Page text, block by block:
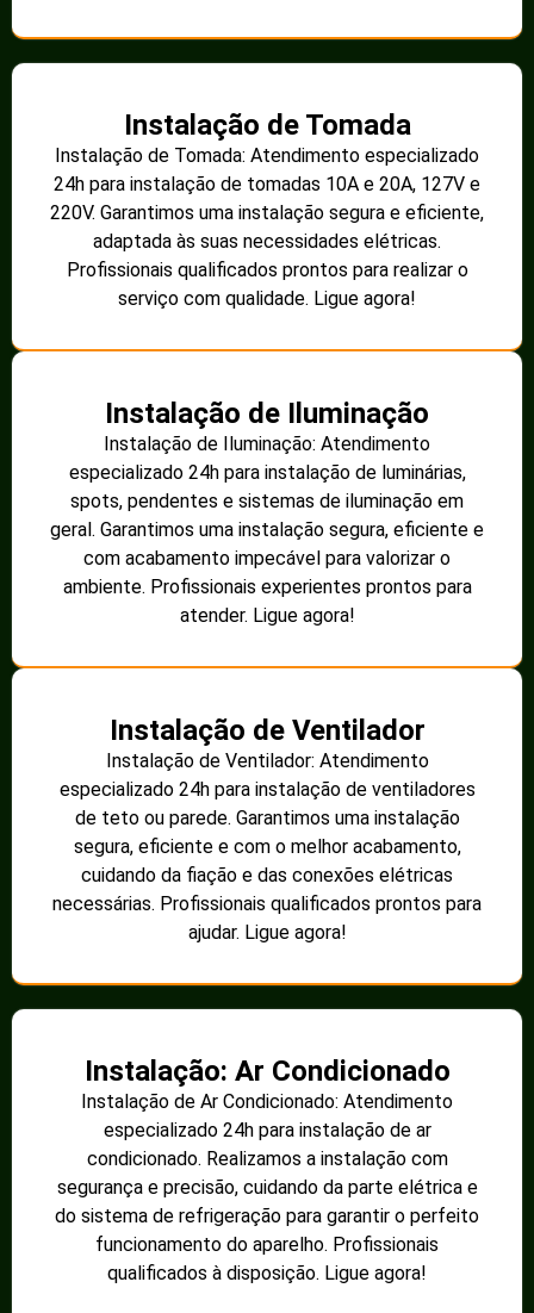
Instalação de Tomada
Instalação de Tomada: Atendimento especializado
24h para instalação de tomadas 10A e 20A, 127V e
220V. Garantimos uma instalação segura e eficiente,
adaptada às suas necessidades elétricas.
Profissionais qualificados prontos para realizar o
serviço com qualidade. Ligue agora!
Instalação de Iluminação
Instalação de Iluminação: Atendimento
especializado 24h para instalação de luminárias,
spots, pendentes e sistemas de iluminação em
geral. Garantimos uma instalação segura, eficiente e
com acabamento impecável para valorizar o
ambiente. Profissionais experientes prontos para
atender. Ligue agora!
Instalação de Ventilador
Instalação de Ventilador: Atendimento
especializado 24h para instalação de ventiladores
de teto ou parede. Garantimos uma instalação
segura, eficiente e com o melhor acabamento,
cuidando da fiação e das conexões elétricas
necessárias. Profissionais qualificados prontos para
ajudar. Ligue agora!
Instalação: Ar Condicionado
Instalação de Ar Condicionado: Atendimento
especializado 24h para instalação de ar
condicionado. Realizamos a instalação com
segurança e precisão, cuidando da parte elétrica e
do sistema de refrigeração para garantir o perfeito
funcionamento do aparelho. Profissionais
qualificados à disposição. Ligue agora!